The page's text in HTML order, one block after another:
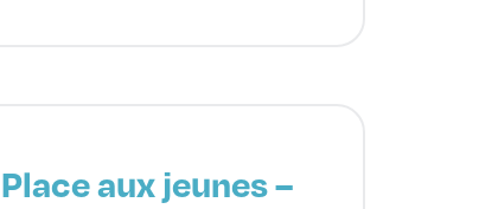
Place aux jeunes –